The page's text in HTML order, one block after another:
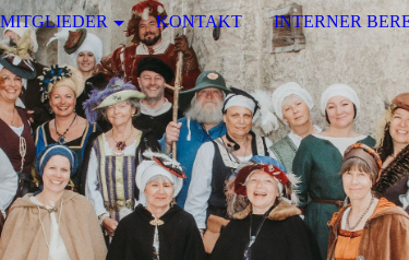
MITGLIEDER KONTAKT INTERNER